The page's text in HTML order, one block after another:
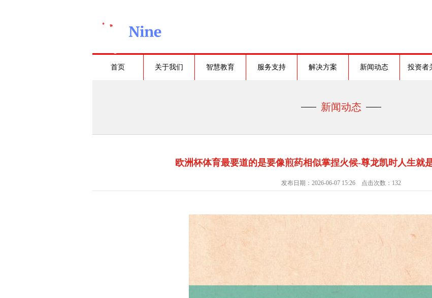
首页 关于我们 智慧教育 服务支持 解决方案 新闻动态 投资者
新闻动态
欧洲杯体育最要道的是要像煎药相似掌捏火候-尊龙凯时人生就
发布日期：2026-06-07 15:26 点击次数：132